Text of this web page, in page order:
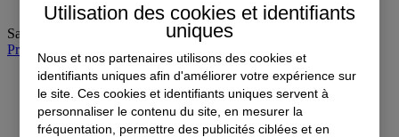
Samedi
Prendre rendez-vous à l'agence
Utilisation des cookies et identifiants
uniques
Nous et nos partenaires utilisons des cookies et
identifiants uniques afin d'améliorer votre expérience sur
le site. Ces cookies et identifiants uniques servent à
personnaliser le contenu du site, en mesurer la
fréquentation, permettre des publicités ciblées et en